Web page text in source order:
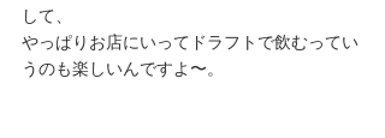
して、
やっぱりお店にいってドラフトで飲むってい
うのも楽しいんですよ〜。